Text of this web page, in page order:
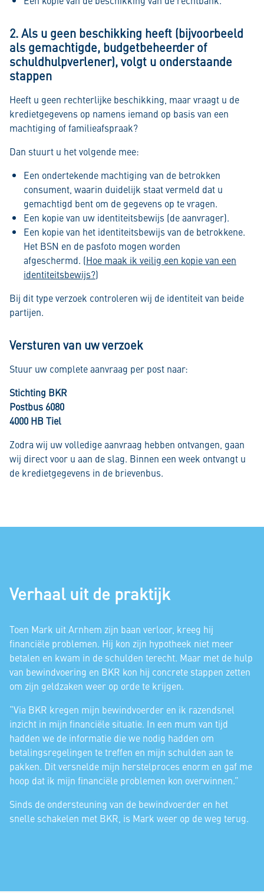
2. Als u geen beschikking heeft (bijvoorbeeld
als gemachtigde, budgetbeheerder of
schuldhulpverlener), volgt u onderstaande
stappen
Heeft u geen rechterlijke beschikking, maar vraagt u de
kredietgegevens op namens iemand op basis van een
machtiging of familieafspraak?
Dan stuurt u het volgende mee:
Een ondertekende machtiging van de betrokken
consument, waarin duidelijk staat vermeld dat u
gemachtigd bent om de gegevens op te vragen.
Een kopie van uw identiteitsbewijs (de aanvrager).
Een kopie van het identiteitsbewijs van de betrokkene.
Het BSN en de pasfoto mogen worden
afgeschermd. (Hoe maak ik veilig een kopie van een
identiteitsbewijs?)
Bij dit type verzoek controleren wij de identiteit van beide
partijen.
Versturen van uw verzoek
Stuur uw complete aanvraag per post naar:
Stichting BKR
Postbus 6080
4000 HB Tiel
Zodra wij uw volledige aanvraag hebben ontvangen, gaan
wij direct voor u aan de slag. Binnen een week ontvangt u
de kredietgegevens in de brievenbus.
Verhaal uit de praktijk
Toen Mark uit Arnhem zijn baan verloor, kreeg hij
financiële problemen. Hij kon zijn hypotheek niet meer
betalen en kwam in de schulden terecht. Maar met de hulp
van bewindvoering en BKR kon hij concrete stappen zetten
om zijn geldzaken weer op orde te krijgen.
“Via BKR kregen mijn bewindvoerder en ik razendsnel
inzicht in mijn financiële situatie. In een mum van tijd
hadden we de informatie die we nodig hadden om
betalingsregelingen te treffen en mijn schulden aan te
pakken. Dit versnelde mijn herstelproces enorm en gaf me
hoop dat ik mijn financiële problemen kon overwinnen.”
Sinds de ondersteuning van de bewindvoerder en het
snelle schakelen met BKR, is Mark weer op de weg terug.